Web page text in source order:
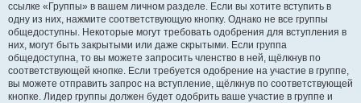
ссылке «Группы» в вашем личном разделе. Если вы хотите вступить в
одну из них, нажмите соответствующую кнопку. Однако не все группы
общедоступны. Некоторые могут требовать одобрения для вступления в
них, могут быть закрытыми или даже скрытыми. Если группа
общедоступна, то вы можете запросить членство в ней, щёлкнув по
соответствующей кнопке. Если требуется одобрение на участие в группе,
вы можете отправить запрос на вступление, щёлкнув по соответствующей
кнопке. Лидер группы должен будет одобрить ваше участие в группе и